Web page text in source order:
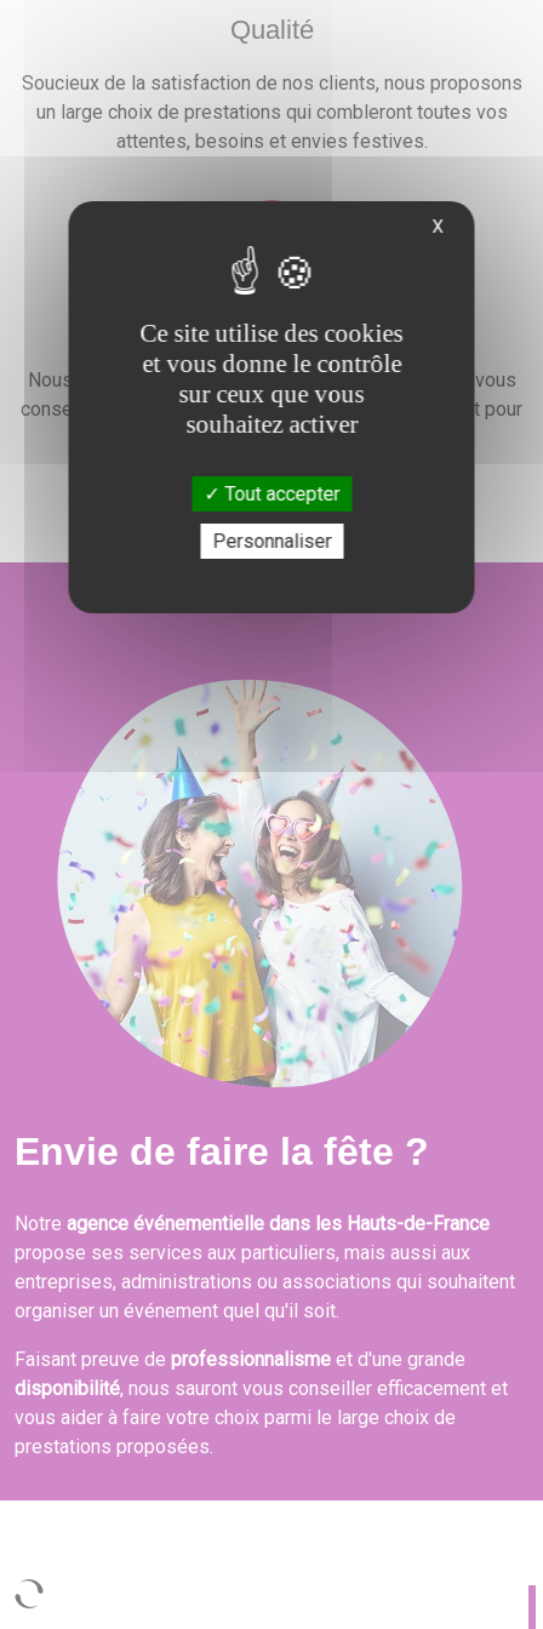
Qualité
Soucieux de la satisfaction de nos clients, nous proposons
un large choix de prestations qui combleront toutes vos
attentes, besoins et envies festives.
Devis gratuit
Nous faisons preuve d'une grande disponibilité pour vous
conseiller, vous renseigner et élaborer un devis gratuit pour
l'organisation de votre événement.
Envie de faire la fête ?
Notre agence événementielle dans les Hauts-de-France
propose ses services aux particuliers, mais aussi aux
entreprises, administrations ou associations qui souhaitent
organiser un événement quel qu'il soit.
Faisant preuve de professionnalisme et d'une grande
disponibilité, nous sauront vous conseiller efficacement et
vous aider à faire votre choix parmi le large choix de
prestations proposées.
X
Ce site utilise des cookies
et vous donne le contrôle
sur ceux que vous
souhaitez activer
Tout accepter
Personnaliser